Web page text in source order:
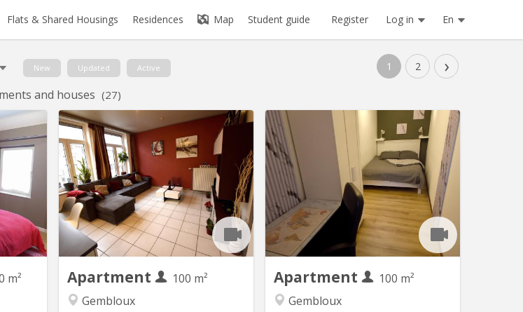
Flats & Shared Housings Residences Map Student guide Register Log in En
1 2 ›
New Updated Active
and houses (27)
m²
1330
loue
villa
Wi-fi,
Lave
idéal
8 min...
Apartment
100 m²
Gembloux
KV 1926
Belle Coloc en plein centre, au calme,
non loin de la gare, près des
commerces et à une minute de la
faculté d'agronomie vous bénéficierez
d'un lit double et un bureau dans une
chambre avec vue sur jardin. Salle de
bain spacieuse. Cuisine ouverte
donnant sur le séjour. Touts deux
Apartment
100 m²
Gembloux
KV 1927
Belle coloc full équipée et meublée, en
plein centre, au calme, non loin de la
gare, près des commerces et à une
minute de la faculté d'agronomie vous
bénéficierez d'un lit double et un
bureau dans une chambre avec vue sur
jardin. Salle de bain spacieuse. Cuisine
ouverte donnant sur le séjour....